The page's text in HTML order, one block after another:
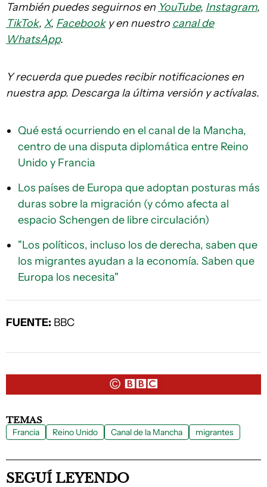
También puedes seguirnos en YouTube, Instagram,
TikTok, X, Facebooky en nuestro canal de
WhatsApp.
Y recuerda que puedes recibir notificaciones en
nuestra app. Descarga la última versión y actívalas.
Qué está ocurriendo en el canal de la Mancha,
centro de una disputa diplomática entre Reino
Unido y Francia
Los países de Europa que adoptan posturas más
duras sobre la migración (y cómo afecta al
espacio Schengen de libre circulación)
"Los políticos, incluso los de derecha, saben que
los migrantes ayudan a la economía. Saben que
Europa los necesita"
FUENTE: BBC
TEMAS
Francia Reino Unido Canal de la Mancha migrantes
SEGUÍ LEYENDO